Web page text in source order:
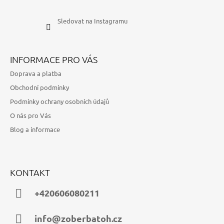
Sledovat na Instagramu
INFORMACE PRO VÁS
Doprava a platba
Obchodní podmínky
Podmínky ochrany osobních údajů
O nás pro Vás
Blog a informace
KONTAKT
+420606080211
info@zoberbatoh.cz